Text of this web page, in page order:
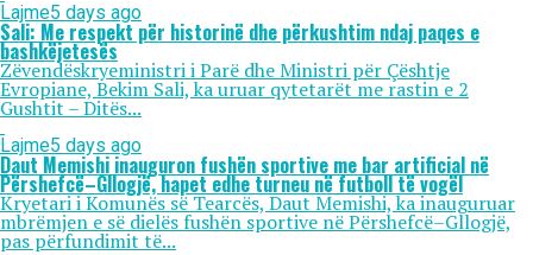
Lajme5 days ago
Sali: Me respekt për historinë dhe përkushtim ndaj paqes e
bashkëjetesës
Zëvendëskryeministri i Parë dhe Ministri për Çështje
Evropiane, Bekim Sali, ka uruar qytetarët me rastin e 2
Gushtit – Ditës...
Lajme5 days ago
Daut Memishi inauguron fushën sportive me bar artificial në
Përshefcë–Gllogjë, hapet edhe turneu në futboll të vogël
Kryetari i Komunës së Tearcës, Daut Memishi, ka inauguruar
mbrëmjen e së dielës fushën sportive në Përshefcë–Gllogjë,
pas përfundimit të...